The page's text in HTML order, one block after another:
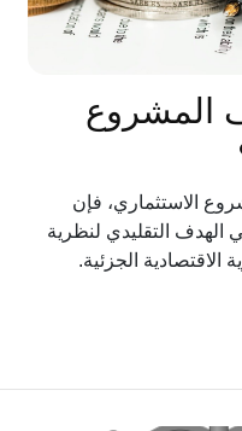
المشروع
الاستثماري، فإن
الهدف التقليدي لنظرية
الجزئية.